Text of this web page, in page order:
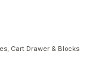
Cart Drawer & Blocks